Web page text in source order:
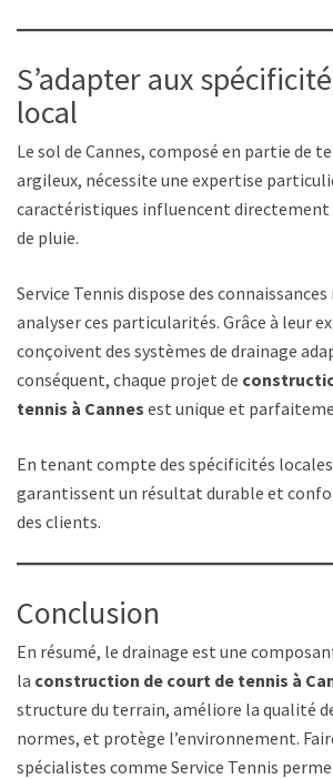
S’adapter aux
local
Le sol de Cannes, composé en partie de
argileux, nécessite une expertise
caractéristiques influencent directement
de pluie.
Service Tennis dispose des
analyser ces particularités. Grâce à leur
conçoivent des systèmes de drainage
conséquent, chaque projet de
tennis à Cannes est unique et
En tenant compte des spécificités
garantissent un résultat durable et
des clients.
Conclusion
En résumé, le drainage est une
la construction de court de tennis à
structure du terrain, améliore la qualité
normes, et protège l’environnement.
spécialistes comme Service Tennis permet